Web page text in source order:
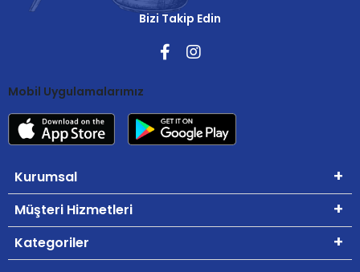
Bizi Takip Edin
Mobil Uygulamalarımız
Kurumsal
Müşteri Hizmetleri
Kategoriler